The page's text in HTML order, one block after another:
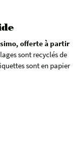
offerte à partir
sont recyclés de
sont en papier